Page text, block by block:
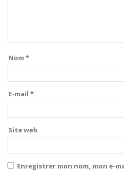
Nom *
E-mail *
Site web
Enregistrer mon nom, mon e-